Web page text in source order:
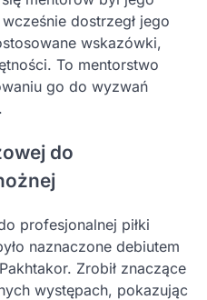
dostrzegł jego
wskazówki,
To mentorstwo
go do wyzwań
do
profesjonalnej piłki
naznaczone debiutem
Zrobił znaczące
występach, pokazując